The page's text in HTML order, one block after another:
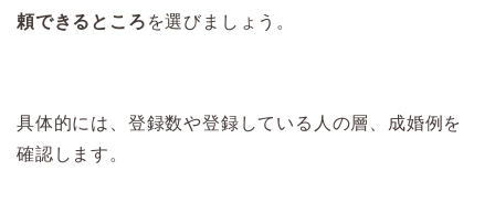
頼できるところ を選びましょう。
具体的には、登録数や登録している人の層、成婚例を
確認します。